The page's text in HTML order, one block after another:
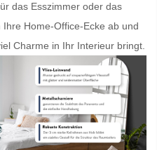
das Esszimmer oder das
Home-Office-Ecke ab und
Charme in Ihr Interieur bringt.